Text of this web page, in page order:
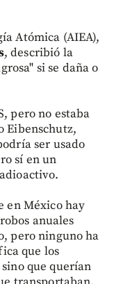
Atómica (AIEA),
, describió la
si se daña o
pero no estaba
Eibenschutz,
ser usado
sí en un
en México hay
anuales
pero ninguno ha
que los
que querían